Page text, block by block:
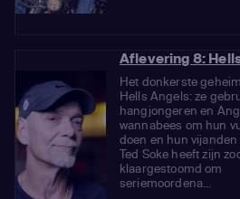
Aflevering 8:
Het donkerste
Hells Angels: ze
hangjongeren en
wannabees om hun
doen en hun
Ted Soke heeft zijn
klaargestoomd om
seriemoordena...